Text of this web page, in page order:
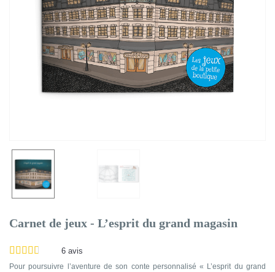
Carnet de jeux - L’esprit du grand magasin
6 avis
Pour poursuivre l’aventure de son conte personnalisé « L’esprit du grand